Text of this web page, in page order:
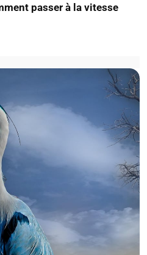
passer à la vitesse